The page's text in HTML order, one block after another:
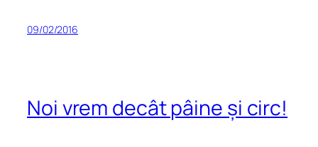
09/02/2016
Noi vrem decât pâine și circ!